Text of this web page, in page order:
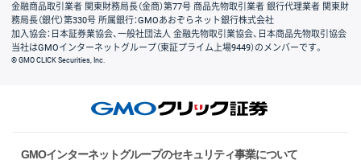
金融商品取引業者 関東財務局長（金商）第77号 商品先物取引業者 銀行代理業者 関東財
務局長（銀代）第330号 所属銀行：GMOあおぞらネット銀行株式会社
加入協会：日本証券業協会、一般社団法人 金融先物取引業協会、日本商品先物取引協会
当社はGMOインターネットグループ（東証プライム上場9449）のメンバーです。
© GMO CLICK Securities, Inc.
GMOインターネットグループのセキュリティ事業について